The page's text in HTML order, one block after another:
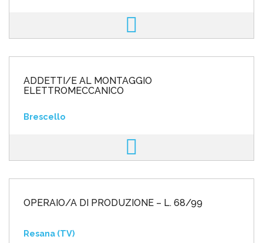
ADDETTI/E AL MONTAGGIO
ELETTROMECCANICO
Brescello
OPERAIO/A DI PRODUZIONE – L. 68/99
Resana (TV)